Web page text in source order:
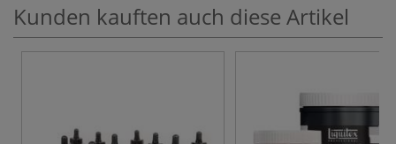
Kunden kauften auch diese Artikel